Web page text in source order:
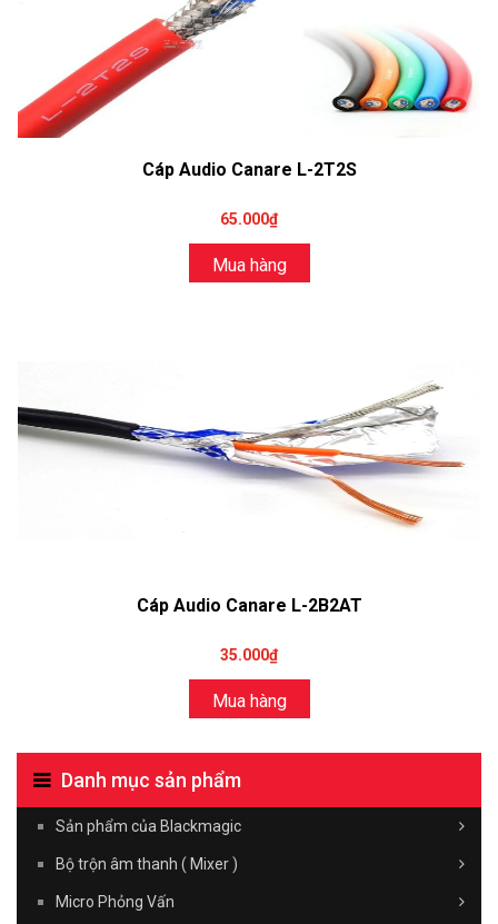
Cáp Audio Canare L-2T2S
65.000₫
Mua hàng
Cáp Audio Canare L-2B2AT
35.000₫
Mua hàng
Danh mục sản phẩm
Sản phẩm của Blackmagic
Bộ trộn âm thanh ( Mixer )
Micro Phỏng Vấn